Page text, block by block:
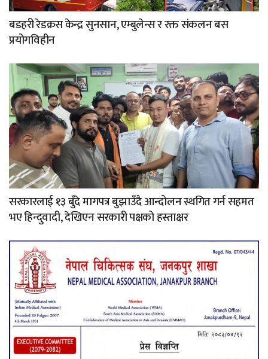
बडहरी रेडक्रस केन्द्र सुनसान, एम्बुलेन्स र रक्त संकलन बस
प्रयोगविहीन
सरकारलाई १३ बुँदे मागपत्र बुझाउँदै आन्दोलन स्थगित गर्न सहमत
भए हिन्दुवादी, देखिएन सरकारी पक्षको हस्ताक्षर